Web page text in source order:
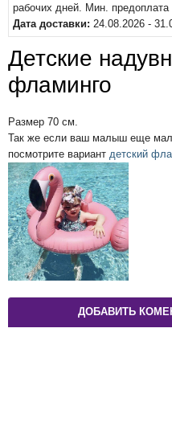
рабочих дней. Мин. предоплата
Дата доставки: 24.08.2026 -
Детские
фламинго
Размер 70 см.
Так же если ваш малыш еще
посмотрите вариант детский
ДОБАВИТЬ